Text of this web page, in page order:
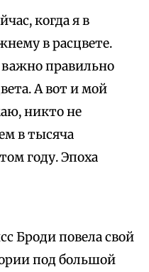
когда я в
в расцвете.
важно правильно
А вот и мой
никто не
в тысяча
году. Эпоха
Броди повела свой
под большой